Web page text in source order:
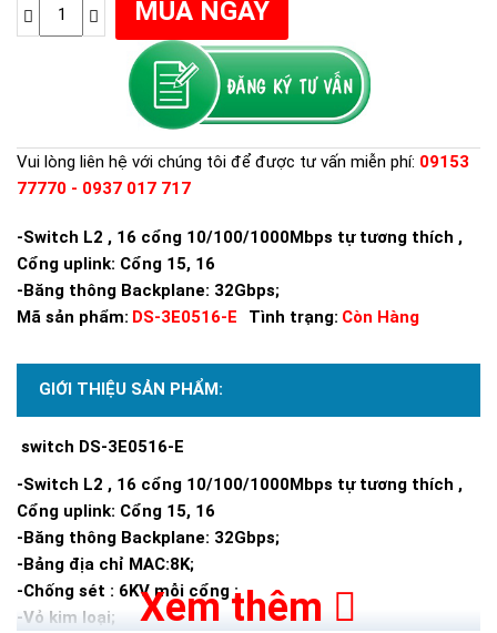
Vui lòng liên hệ với chúng tôi để được tư vấn miễn phí: 09153
77770 - 0937 017 717
-Switch L2 , 16 cổng 10/100/1000Mbps tự tương thích ,
Cổng uplink: Cổng 15, 16
-Băng thông Backplane: 32Gbps;
Mã sản phẩm: DS-3E0516-E Tình trạng: Còn Hàng
GIỚI THIỆU SẢN PHẨM:
switch DS-3E0516-E
-Switch L2 , 16 cổng 10/100/1000Mbps tự tương thích ,
Cổng uplink: Cổng 15, 16
-Băng thông Backplane: 32Gbps;
-Bảng địa chỉ MAC:8K;
-Chống sét : 6KV mỗi cổng ;
-Vỏ kim loại;
Xem thêm